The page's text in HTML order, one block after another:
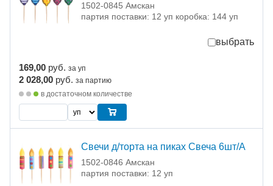
1502-0845 Амскан
партия поставки: 12 уп коробка: 144 уп
выбрать
169,00 руб. за уп
2 028,00 руб. за партию
в достаточном количестве
Свечи д/торта на пиках Свеча 6шт/A
1502-0846 Амскан
партия поставки: 12 уп